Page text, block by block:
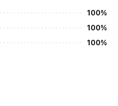
100%
100%
100%